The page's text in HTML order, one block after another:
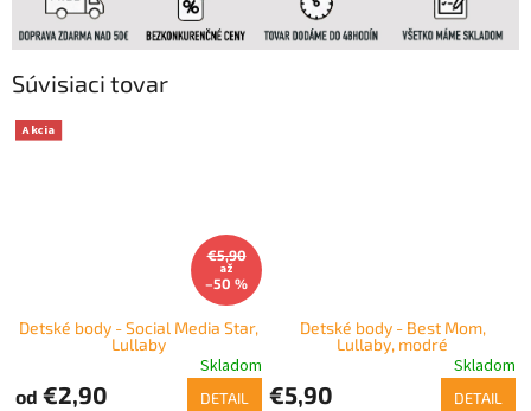
Súvisiaci tovar
Akcia
€5,90
až
–50 %
Detské body - Social Media Star,
Lullaby
Skladom
od €2,90 DETAIL
Detské body - Best Mom,
Lullaby, modré
Skladom
€5,90 DETAIL